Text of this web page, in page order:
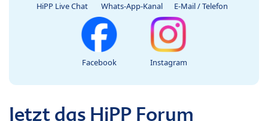
HiPP Live Chat Whats-App-Kanal E-Mail / Telefon
Facebook Instagram
Jetzt das HiPP Forum